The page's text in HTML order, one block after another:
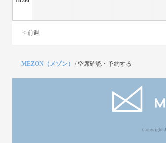
< 前週
MEZON（メゾン） / 空席確認・予約する
Copyright